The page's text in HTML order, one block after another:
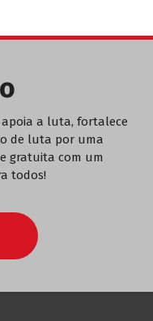
apoia a luta, fortalece
de luta por uma
gratuita com um
todos!